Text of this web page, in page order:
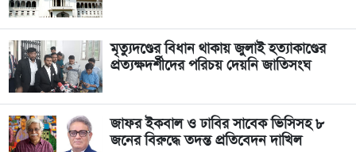
মৃত্যুদণ্ডের বিধান থাকায় জুলাই হত্যাকাণ্ডের
প্রত্যক্ষদর্শীদের পরিচয় দেয়নি জাতিসংঘ
জাফর ইকবাল ও ঢাবির সাবেক ভিসিসহ ৮
জনের বিরুদ্ধে তদন্ত প্রতিবেদন দাখিল